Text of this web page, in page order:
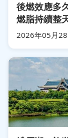
後燃效應多
燃脂持續整
2026年05月28